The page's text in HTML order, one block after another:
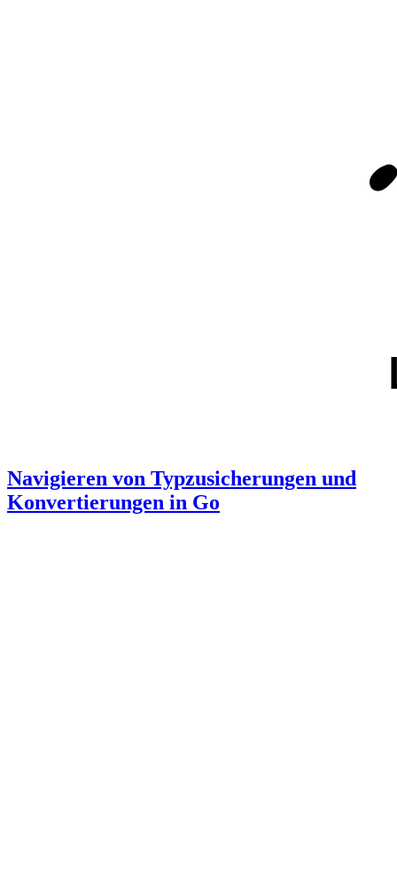
Navigieren von Typzusicherungen und
Konvertierungen in Go